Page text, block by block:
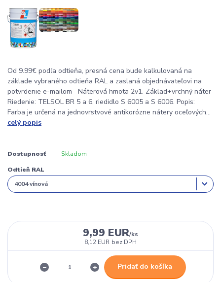
Od 9.99€ podľa odtieňa, presná cena bude kalkulovaná na
základe vybraného odtieňa RAL a zaslaná objednávateľovi na
potvrdenie e-mailom Náterová hmota 2v1. Základ+vrchný náter
Riedenie: TELSOL BR 5 a 6, riedidlo S 6005 a S 6006. Popis:
Farba je určená na jednovrstvové antikorózne nátery oceľových...
celý popis
Dostupnosť Skladom
Odtieň RAL
9,99 EUR/ks
8,12 EUR bez DPH
Pridať do košíka